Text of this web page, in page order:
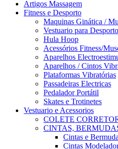
Artigos Massagem
Fitness e Desporto
Maquinas Ginática /
Vestuario para Desporto
Hula Hoop
Acessórios Fitness/
Aparelhos
Aparelhos / Cintos
Plataformas Vibratórias
Passadeiras Electricas
Pedalador Portátil
Skates e Trotinetes
Vestuario e Acessorios
COLETE
CINTAS,
Cintas e
Cintas